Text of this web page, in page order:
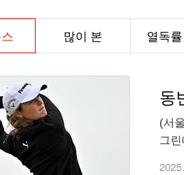
많이 본 열독
동
(서
그